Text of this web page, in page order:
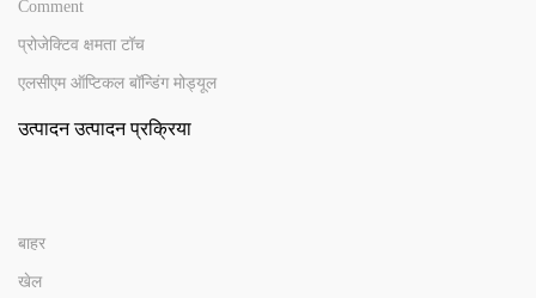
Comment
प्रोजेक्टिव क्षमता टॉच
एलसीएम ऑप्टिकल बॉन्डिंग मोड्यूल
उत्पादन उत्पादन प्रक्रिया
बाहर
खेल